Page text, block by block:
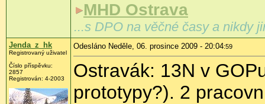
MHD Ostrava
...s DPO na věčné časy a nikdy
Jenda_z_hk
Registrovaný uživatel
Číslo příspěvku:
2857
Registrován: 4-2003
Odesláno Neděle, 06. prosince 2009 - 20:04:59
Ostravák: 13N v
prototypy?). 2